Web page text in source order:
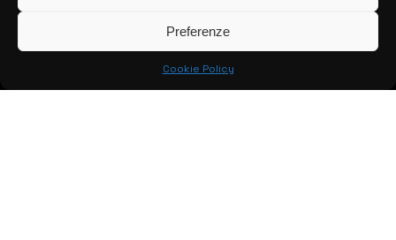
Preferenze
Cookie Policy